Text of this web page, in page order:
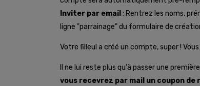
Inviter par email: Rentrez les noms,
ligne "parrainage" du formulaire de
Votre filleul a créé un compte, super !
Il ne lui reste plus qu'à passer une
vous recevrez par mail un coupon